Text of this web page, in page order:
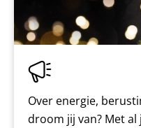
Over energie,
droom jij van? Met